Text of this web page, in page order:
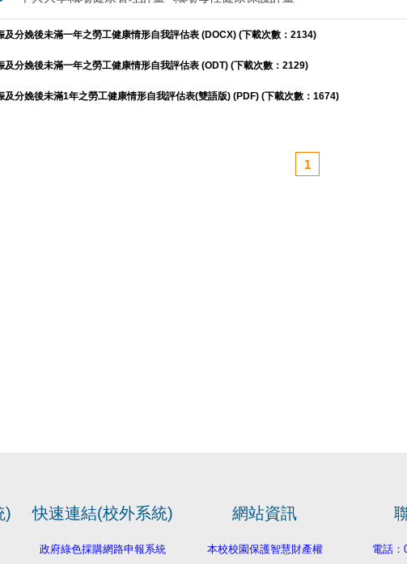
及分娩後未滿一年之勞工健康情形自我評估表 (DOCX) (下載次數：2134)
及分娩後未滿一年之勞工健康情形自我評估表 (ODT) (下載次數：2129)
及分娩後未滿1年之勞工健康情形自我評估表(雙語版) (PDF) (下載次數：1674)
1
) 快速連結(校外系統)
政府綠色採購網路申報系統
網站資訊
本校校園保護智慧財產權
電話：